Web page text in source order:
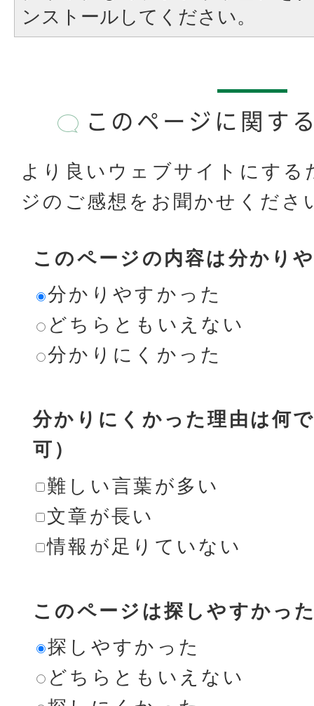
ンストールしてください。
このページに関す
より良いウェブサイトにする
ジのご感想をお聞かせくださ
このページの内容は分かり
分かりやすかった
どちらともいえない
分かりにくかった
分かりにくかった理由は何
可）
難しい言葉が多い
文章が長い
情報が足りていない
このページは探しやすかっ
探しやすかった
どちらともいえない